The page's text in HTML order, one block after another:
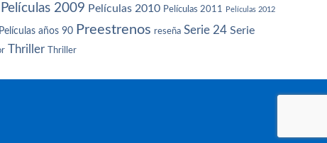
Películas 2009 Películas 2010 Películas 2011 Películas 2012
Películas años 90 Preestrenos reseña Serie 24 Serie
Thriller Thriller